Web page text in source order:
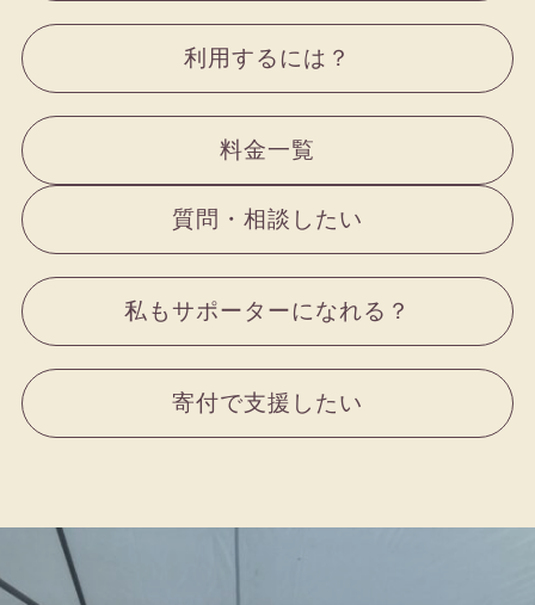
利用するには？
料金一覧
質問・相談したい
私もサポーターになれる？
寄付で支援したい